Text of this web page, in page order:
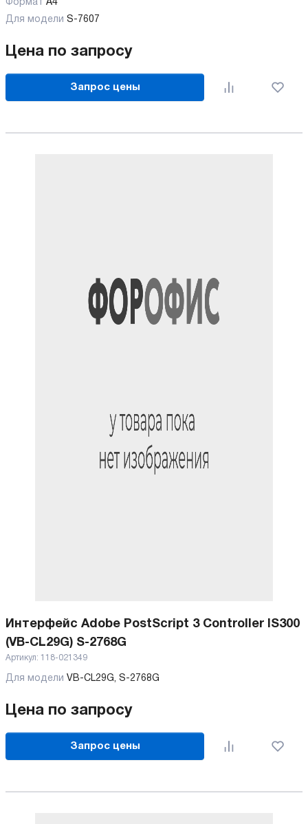
Формат
А4
Для модели S-7607
Цена по запросу
Запрос цены
Интерфейс Adobe PostScript 3 Controller IS300
(VB-CL29G) S-2768G
Артикул: 118-021349
Для модели VB-CL29G, S-2768G
Цена по запросу
Запрос цены